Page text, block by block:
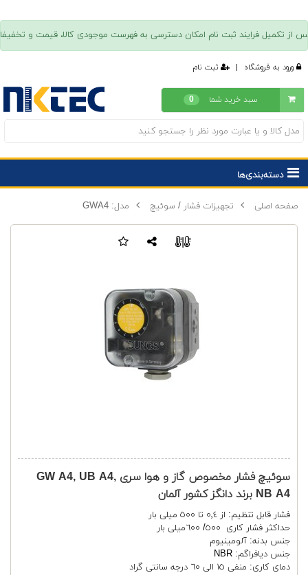
ورود به فروشگاه | ثبت نام
سبد خرید شما 0
دسته‌بندی‌ها
صفحه اصلی تجهیزات فشار / سوئیچ مدل: GWA4
|
سوئیچ فشار مخصوص گاز و هوا سری GW A4, UB A4,
NB A4 برند دانگز کشور آلمان
فشار قابل تنظیم: از ٠٬٤ تا ٥٠٠ میلی بار
حداکثر فشار کاری ٥٠٠/ ٦٠٠میلی بار
جنس بدنه: آلومینیوم
جنس دیافراگم: NBR
دمای کاری: منفی ١٥ الی ٦٠ درجه سانتی گراد